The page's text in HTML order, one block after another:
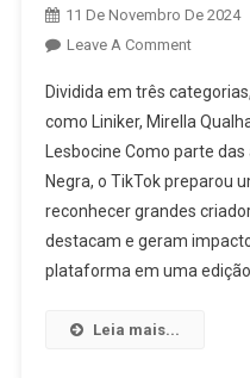
11 De Novembro De 2024
Leave A CommentOn
Celebra
O
Mês
Da
Negra
Dividida em três
como Liniker, Mirella
Lesbocine Como parte
Negra, o TikTok preparou
reconhecer grandes
destacam e geram
plataforma em uma edição
Leia mais...